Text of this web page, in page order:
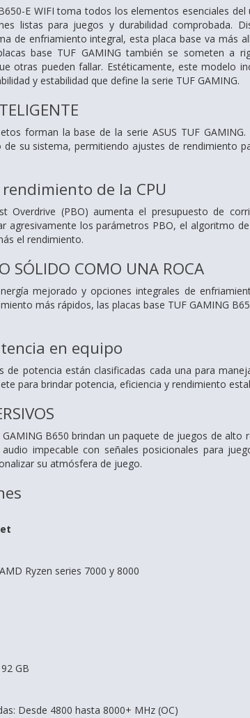
E WIFI toma todos los elementos esenciales
listas para juegos y durabilidad comprobada.
de enfriamiento integral, esta placa base va más
base TUF GAMING también se someten a
otras pueden fallar. Estéticamente, este modelo
y estabilidad que define la serie TUF GAMING.
forman la base de la serie ASUS TUF
de su sistema, permitiendo ajustes de rendimiento
de la CPU
Overdrive (PBO) aumenta el presupuesto de
agresivamente los parámetros PBO, el algoritmo
el rendimiento.
SÓLIDO COMO UNA ROCA
mejorado y opciones integrales de
más rápidos, las placas base TUF GAMING
en equipo
de potencia están clasificadas cada una para
para brindar potencia, eficiencia y rendimiento
GAMING B650 brindan un paquete de juegos de
impecable con señales posicionales para
su atmósfera de juego.
Ryzen series 7000 y 8000
GB
Desde 4800 hasta 8000+ MHz (OC)